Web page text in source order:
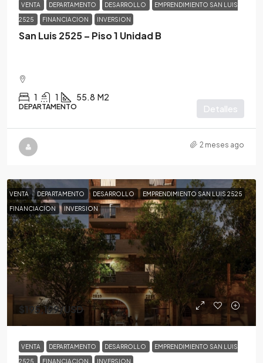
VENTA DEPARTAMENTO DESARROLLO EMPRENDIMIENTO SAN LUIS
2525 FINANCIACION INVERSION
San Luis 2525 – Piso 1 Unidad B
1 1 55.8 M2
DEPARTAMENTO Detalles
2 meses ago
VENTA DEPARTAMENTO DESARROLLO EMPRENDIMIENTO SAN LUIS 2525
FINANCIACION INVERSION
$195,199/USD
VENTA DEPARTAMENTO DESARROLLO EMPRENDIMIENTO SAN LUIS
2525 FINANCIACION INVERSION